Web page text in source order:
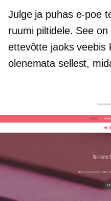
Julge ja puhas e-poe
ruumi piltidele. See
ettevõtte jaoks veebis
olenemata sellest,